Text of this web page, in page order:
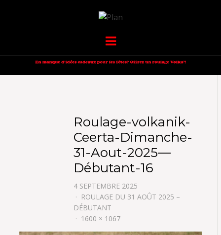
VOLKANIK-
ENDURANCE
Menu
Roulage-volkanik-
Ceerta-Dimanche-
31-Aout-2025—
Débutant-16
4 SEPTEMBRE 2025
ROULAGE DU 31 AOÛT 2025 –
DÉBUTANT
1600 × 1067